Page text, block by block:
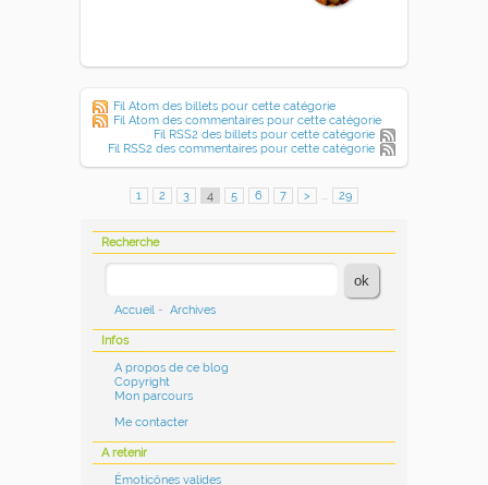
Fil Atom des billets pour cette catégorie
Fil Atom des commentaires pour cette catégorie
Fil RSS2 des billets pour cette catégorie
Fil RSS2 des commentaires pour cette catégorie
1 2 3 4 5 6 7 > ... 29
Recherche
Accueil - Archives
Infos
A propos de ce blog
Copyright
Mon parcours
Me contacter
A retenir
Émoticônes valides